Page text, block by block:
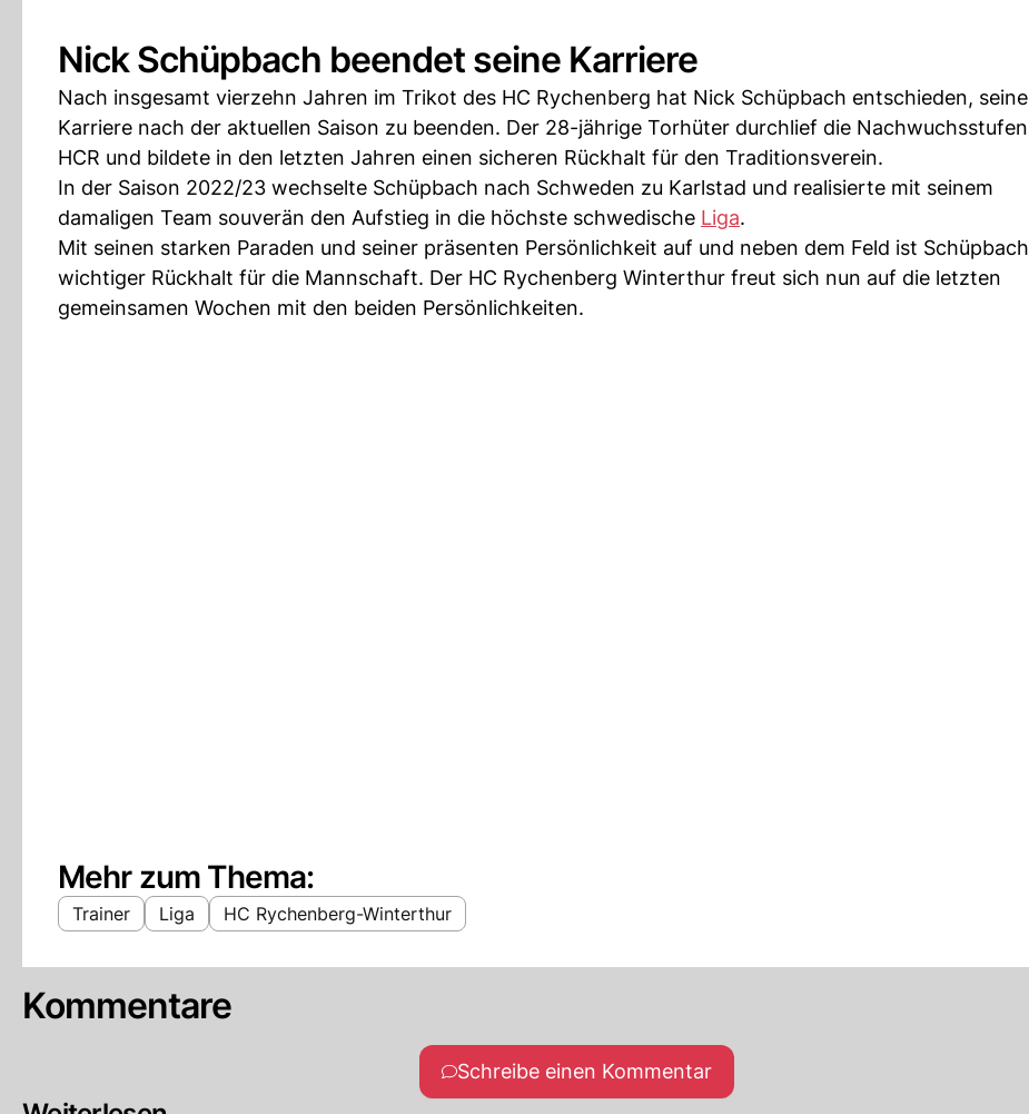
Nick Schüpbach beendet seine Karriere
Nach insgesamt vierzehn Jahren im Trikot des HC Rychenberg hat Nick Schüpbach entschieden,
Karriere nach der aktuellen Saison zu beenden. Der 28-jährige Torhüter durchlief die
HCR und bildete in den letzten Jahren einen sicheren Rückhalt für den Traditionsverein.
In der Saison 2022/23 wechselte Schüpbach nach Schweden zu Karlstad und realisierte mit seinem
damaligen Team souverän den Aufstieg in die höchste schwedische Liga.
Mit seinen starken Paraden und seiner präsenten Persönlichkeit auf und neben dem Feld ist
wichtiger Rückhalt für die Mannschaft. Der HC Rychenberg Winterthur freut sich nun auf die letzten
gemeinsamen Wochen mit den beiden Persönlichkeiten.
Mehr zum Thema:
Trainer Liga HC Rychenberg-Winterthur
Kommentare
Schreibe einen Kommentar